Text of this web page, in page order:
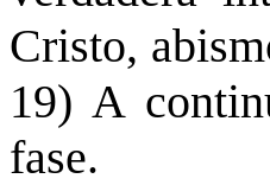
Cristo,
19) A
fase.